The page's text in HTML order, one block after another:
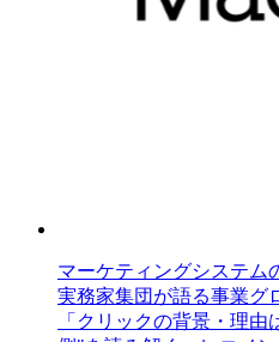
マーケティングシステム
実務家集団が語る事業グ
「クリックの背景・理